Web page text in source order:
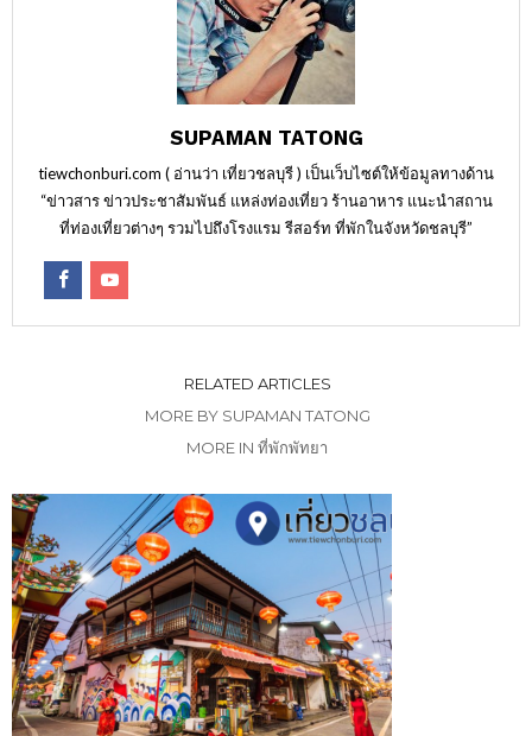
SUPAMAN TATONG
tiewchonburi.com ( อ่านว่า เที่ยวชลบุรี ) เป็นเว็บไซต์ให้ข้อมูลทางด้าน
“ข่าวสาร ข่าวประชาสัมพันธ์ แหล่งท่องเที่ยว ร้านอาหาร แนะนำสถาน
ที่ท่องเที่ยวต่างๆ รวมไปถึงโรงแรม รีสอร์ท ที่พักในจังหวัดชลบุรี”
RELATED ARTICLES
MORE BY SUPAMAN TATONG
MORE IN ที่พักพัทยา